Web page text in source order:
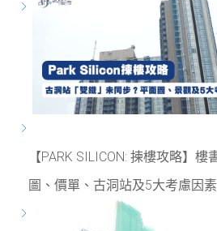
【PARK SILICON: 揀樓攻略】
圖、價單、古洞站及5大考慮因